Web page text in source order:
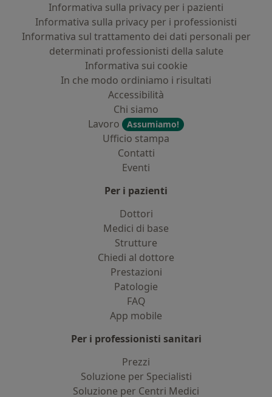
Informativa sulla privacy per i pazienti
Informativa sulla privacy per i professionisti
Informativa sul trattamento dei dati personali per
determinati professionisti della salute
Informativa sui cookie
In che modo ordiniamo i risultati
Accessibilità
Chi siamo
Lavoro
Assumiamo!
Ufficio stampa
Contatti
Eventi
Per i pazienti
Dottori
Medici di base
Strutture
Chiedi al dottore
Prestazioni
Patologie
FAQ
App mobile
Per i professionisti sanitari
Prezzi
Soluzione per Specialisti
Soluzione per Centri Medici